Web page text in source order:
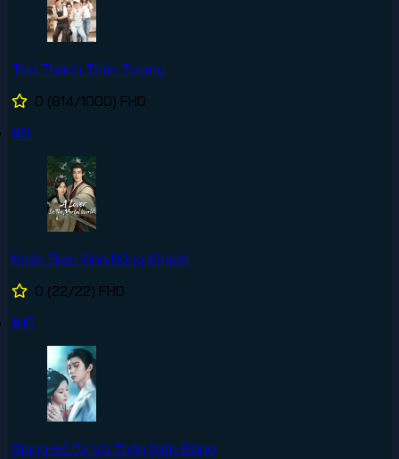
Thử Thách Thần Tượng
0 (814/1000) FHD
#9
Nhân Gian Kinh Hồng Khách
0 (22/22) FHD
#10
Giang Hồ Dạ Vũ Thập Niên Đăng